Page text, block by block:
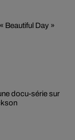
Beautiful Day »
docu-série sur